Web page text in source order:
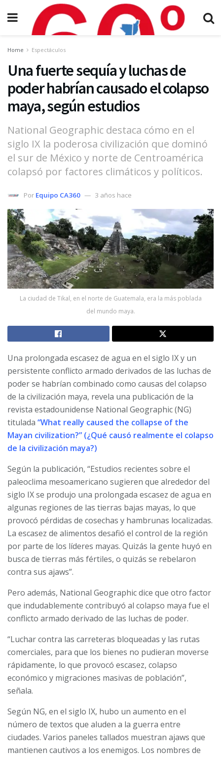
Home Espectáculos
Una fuerte sequía y luchas de
poder habrían causado el colapso
maya, según estudios
National Geographic destaca cómo en el
siglo IX la poderosa civilización que dominó
el sur de México y norte de Centroamérica
colapsó por factores climáticos y políticos.
Por Equipo CA360 3 años hace
La ciudad de Tikal, en el norte de Guatemala, era la más poblada
del mundo maya.
Una prolongada escasez de agua en el siglo IX y un
persistente conflicto armado derivados de las luchas de
poder se habrían combinado como causas del colapso
de la civilización maya, revela una publicación de la
revista estadounidense National Geographic (NG)
titulada “What really caused the collapse of the
Mayan civilization?” (¿Qué causó realmente el colapso
de la civilización maya?)
Según la publicación, “Estudios recientes sobre el
paleoclima mesoamericano sugieren que alrededor del
siglo IX se produjo una prolongada escasez de agua en
algunas regiones de las tierras bajas mayas, lo que
provocó pérdidas de cosechas y hambrunas localizadas.
La escasez de alimentos desafió el control de la región
por parte de los líderes mayas. Quizás la gente huyó en
busca de tierras más fértiles, o quizás se rebelaron
contra sus ajaws”.
Pero además, National Geographic dice que otro factor
que indudablemente contribuyó al colapso maya fue el
conflicto armado derivado de las luchas de poder.
“Luchar contra las carreteras bloqueadas y las rutas
comerciales, para que los bienes no pudieran moverse
rápidamente, lo que provocó escasez, colapso
económico y migraciones masivas de población”,
señala.
Según NG, en el siglo IX, hubo un aumento en el
número de textos que aluden a la guerra entre
ciudades. Varios paneles tallados muestran ajaws que
mantienen cautivos a los enemigos. Los nombres de